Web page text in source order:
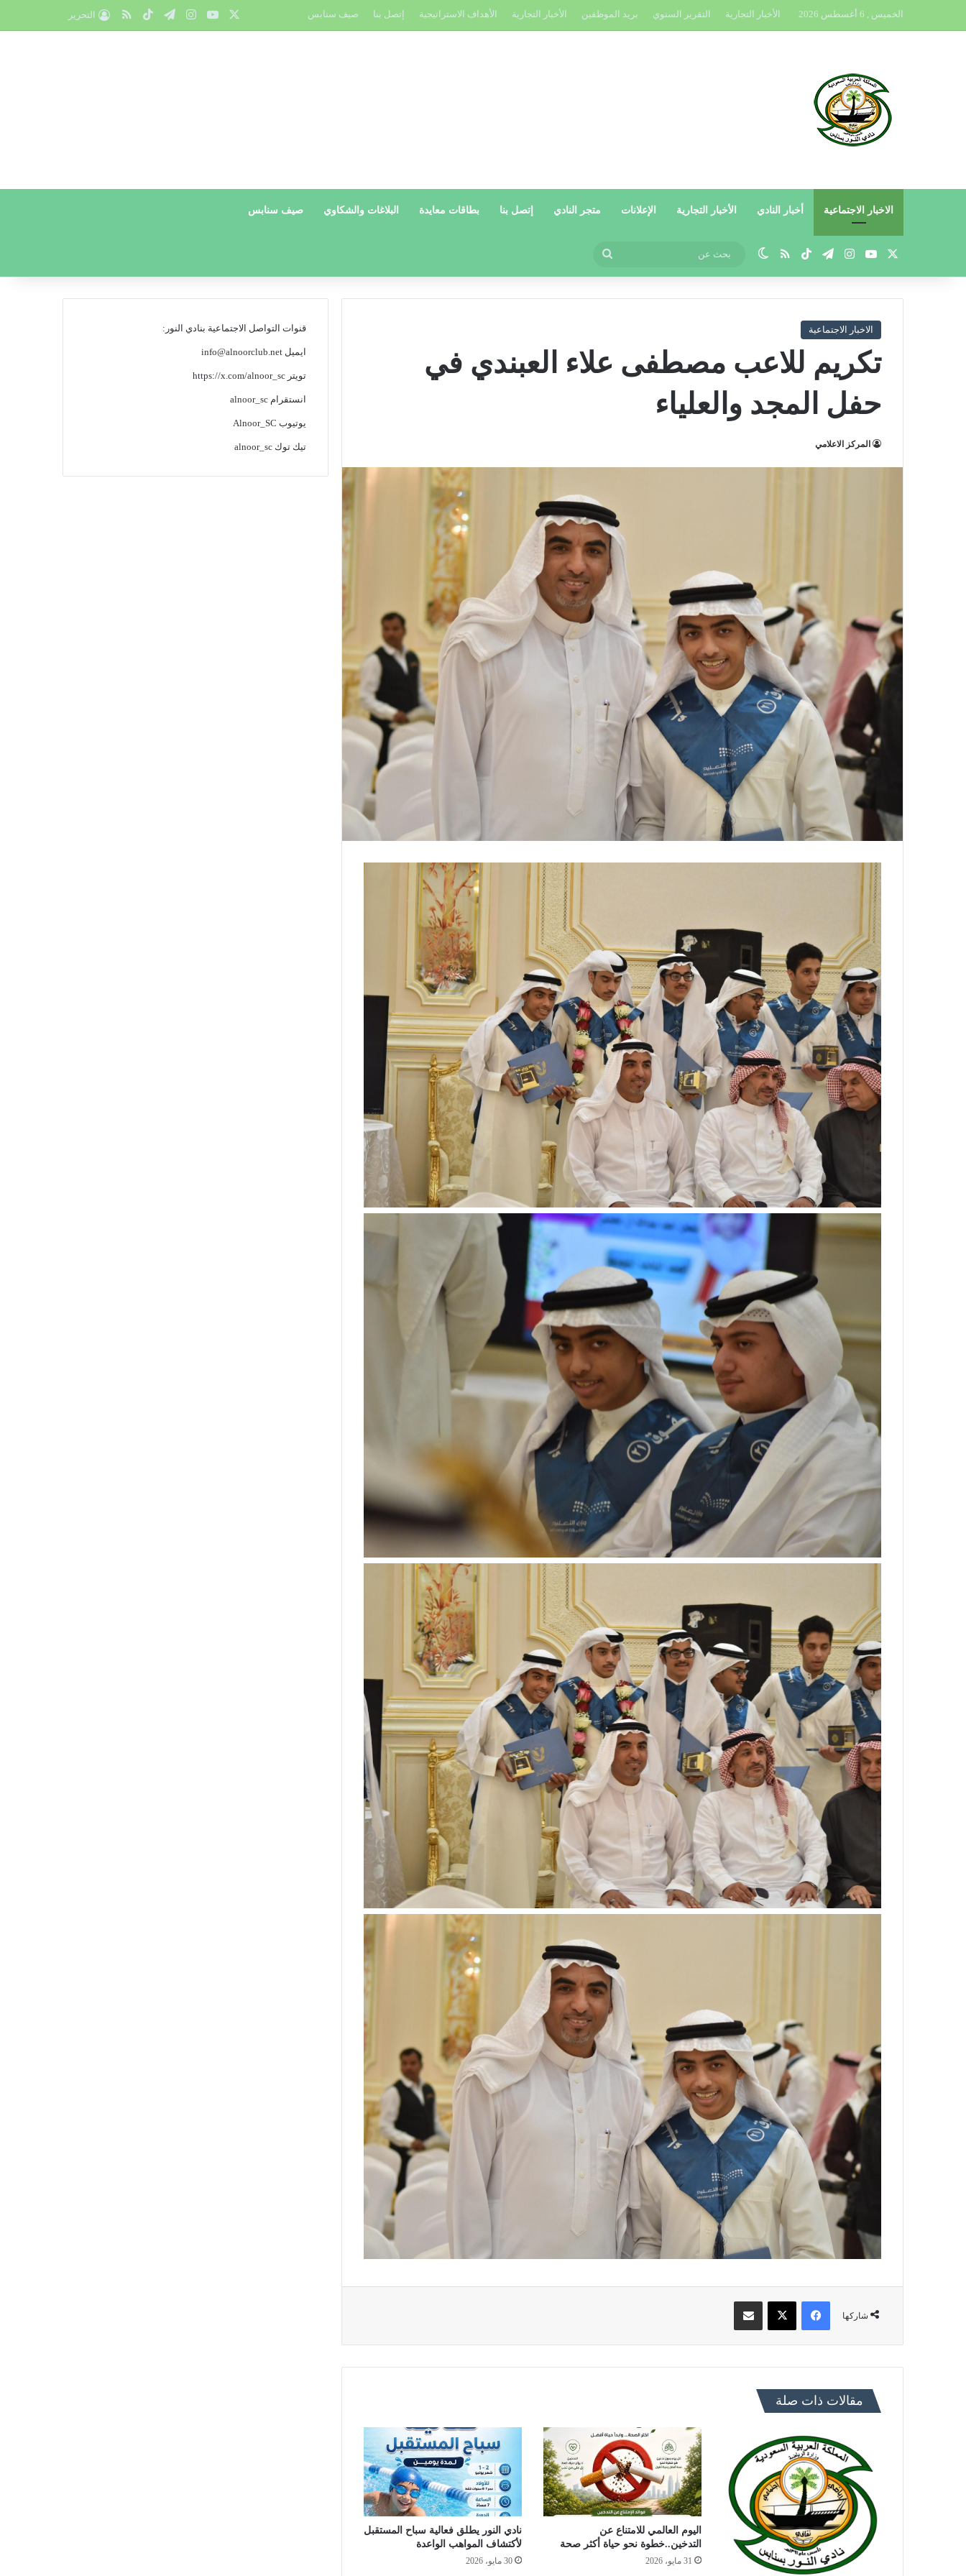
الخميس , 6 أغسطس 2026 الأخبار التجارية التقرير السنوي بريد الموظفين الأخبار التجارية الأهداف الاستراتيجية إتصل بنا صيف سنابس يوتيوبانستقرام
تيلقرام‫TikTokملخص الموقع RSS
التحرير
الاخبار الاجتماعية أخبار النادي الأخبار التجارية الإعلانات متجر النادي إتصل بنا بطاقات معايدة البلاغات والشكاوي صيف سنابس
يوتيوبانستقرام
تيلقرام‫TikTokملخص الموقع RSS
الوضع المظلم
عن
الاخبار الاجتماعية
تكريم للاعب مصطفى علاء العبندي في
حفل المجد والعلياء
المركز الاعلامي
شاركها
فيسبوك X
مقالات ذات صلة
اليوم العالمي للامتناع عن
التدخين..خطوة نحو حياة أكثر صحة
31 مايو، 2026
نادي النور يطلق فعالية سباح المستقبل
لأكتشاف المواهب الواعدة
30 مايو، 2026
قنوات التواصل الاجتماعية بنادي النور:
ايميلinfo@alnoorclub.net
تويترhttps://x.com/alnoor_sc
انستقرامalnoor_sc
يوتيوب Alnoor_SC
تيك توكalnoor_sc